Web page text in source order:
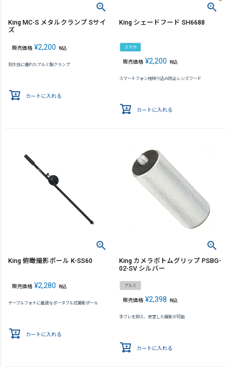
King MC-S メタルクランプ Sサイ
ズ
販売価格 ¥2,200 税込
耐久性に優れたアルミ製クランプ
カートに入れる
King シェードフード SH6688
スマホ
販売価格 ¥2,200 税込
スマートフォン用映り込み防止レンズフード
カートに入れる
King 俯瞰撮影ポール K-SS60
販売価格 ¥2,280 税込
テーブルフォトに最適なポータブル式撮影ポール
カートに入れる
King カメラボトムグリップ PSBG-
02-SV シルバー
アルミ
販売価格 ¥2,398 税込
手ブレを抑え、安定した撮影が可能
カートに入れる